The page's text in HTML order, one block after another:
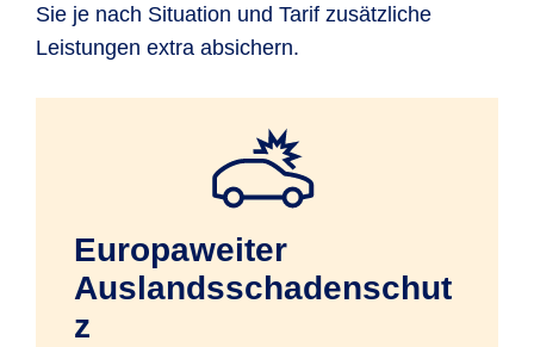
Sie je nach Situation und Tarif zusätzliche
Leistungen extra absichern.
Europaweiter
Auslandsschadenschut
z